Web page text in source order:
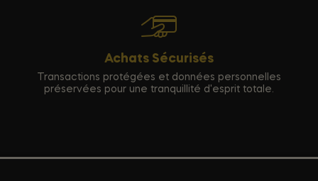
Achats Sécurisés
Transactions protégées et données personnelles
préservées pour une tranquillité d'esprit totale.